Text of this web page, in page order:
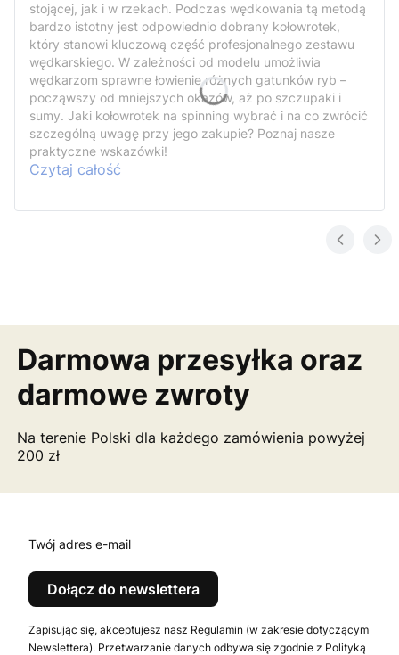
stojącej, jak i w rzekach. Podczas wędkowania tą metodą
bardzo istotny jest odpowiednio dobrany kołowrotek,
który stanowi kluczową część profesjonalnego zestawu
wędkarskiego. W zależności od modelu umożliwia
wędkarzom sprawne łowienie różnych gatunków ryb –
począwszy od mniejszych okazów, aż po szczupaki i
sumy. Jaki kołowrotek na spinning wybrać i na co zwrócić
szczególną uwagę przy jego zakupie? Poznaj nasze
praktyczne wskazówki!
Czytaj całość
Darmowa przesyłka oraz
darmowe zwroty
Na terenie Polski dla każdego zamówienia powyżej
200 zł
Twój adres e-mail
Dołącz do newslettera
Zapisując się, akceptujesz nasz Regulamin (w zakresie dotyczącym
Newslettera). Przetwarzanie danych odbywa się zgodnie z Polityką